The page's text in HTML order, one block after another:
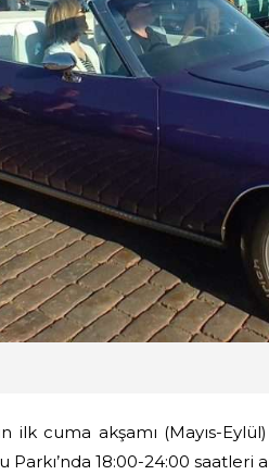
ilk cuma akşamı (Mayıs-
18:00-24:00 saatleri